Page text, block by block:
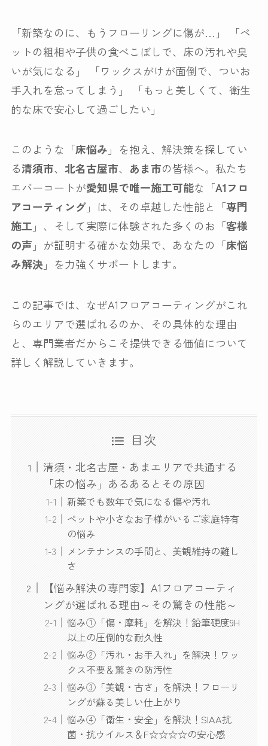
「新築なのに、もうフローリングに傷が…」 「ペ
ットの粗相や子供の食べこぼしで、床の汚れや臭
いが気になる」 「ワックスがけが面倒で、ついお
手入れを怠ってしまう」 「もっと美しくて、衛生
的な床で安心して過ごしたい」
このような「床悩み 」を抱え、解決策を探してい
る清須市、 北名古屋市、 あま市の皆様へ。私たち
エバーコートが愛知県で唯一施工可能な「A1フロ
アコーティング」は、その卓越した性能と「専門
施工 」、そして実際に体験された多くのお「客様
の声 」が証明する確かな効果で、あなたの「床悩
み解決」を力強くサポートします。
この記事では、なぜA1フロアコーティングがこれ
らのエリアで選ばれるのか、その具体的な理由
と、専門業者だからこそ提供できる価値について
詳しく解説していきます。
目次
清須・北名古屋・あまエリアで共通する
「床の悩み」あるあるとその原因
新築でも数年で気になる傷や汚れ
ペットや小さなお子様がいるご家庭特有
の悩み
メンテナンスの手間と、美観維持の難し
さ
【悩み解決の専門家】A1フロアコーティ
ングが選ばれる理由～その驚きの性能～
悩み①「傷・摩耗」を解決！鉛筆硬度9H
以上の圧倒的な耐久性
悩み②「汚れ・お手入れ」を解決！ワッ
クス不要＆驚きの防汚性
悩み③「美観・古さ」を解決！フローリ
ングが蘇る美しい仕上がり
悩み④「衛生・安全」を解決！SIAA抗
菌・抗ウイルス＆F☆☆☆☆の安心感